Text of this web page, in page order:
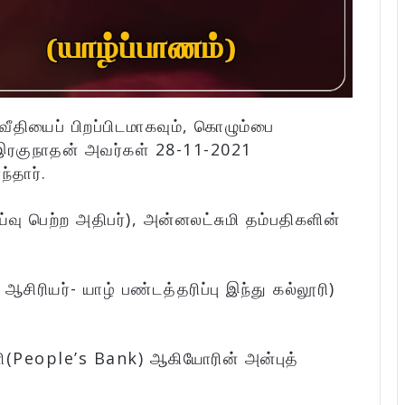
பிறப்பிடமாகவும், கொழும்பை
அவர்கள் 28-11-2021
பெற்ற அதிபர்), அன்னலட்சுமி தம்பதிகளின்
யாழ் பண்டத்தரிப்பு இந்து கல்லூரி)
Bank) ஆகியோரின் அன்புத்